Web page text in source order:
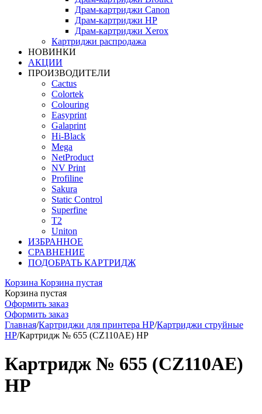
Драм-картриджи Canon
Драм-картриджи HP
Драм-картриджи Xerox
Картриджи распродажа
НОВИНКИ
АКЦИИ
ПРОИЗВОДИТЕЛИ
Cactus
Colortek
Colouring
Easyprint
Galaprint
Hi-Black
Mega
NetProduct
NV Print
Profiline
Sakura
Static Control
Superfine
T2
Uniton
ИЗБРАННОЕ
СРАВНЕНИЕ
ПОДОБРАТЬ КАРТРИДЖ
Корзина Корзина пустая
Корзина пустая
Оформить заказ
Оформить заказ
Главная/Картриджи для принтера HP/Картриджи струйные
HP/Картридж № 655 (CZ110AE) HP
Картридж № 655 (CZ110AE)
HP